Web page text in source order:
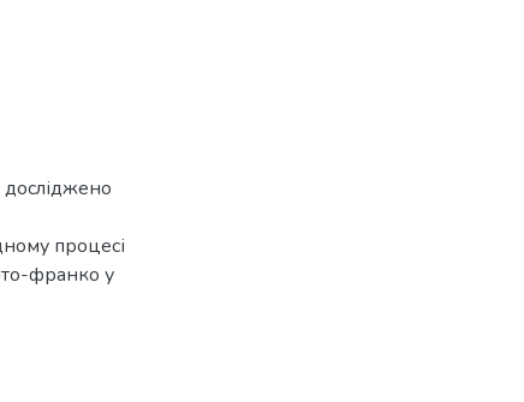
досліджено
процесі
франко у